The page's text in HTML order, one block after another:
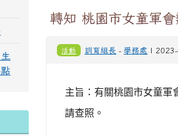
轉知 桃園市女童軍
活動 訓育組長 - 學務處 |
主旨：有關桃園市女童軍
請查照。